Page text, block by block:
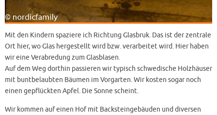
Mit den Kindern spaziere ich Richtung Glasbruk. Das ist der zentrale
Ort hier, wo Glas hergestellt wird bzw. verarbeitet wird. Hier haben
wir eine Verabredung zum Glasblasen.
Auf dem Weg dorthin passieren wir typisch schwedische Holzhäuser
mit buntbelaubten Bäumen im Vorgarten. Wir kosten sogar noch
einen gepflückten Apfel. Die Sonne scheint.
Wir kommen auf einen Hof mit Backsteingebäuden und diversen